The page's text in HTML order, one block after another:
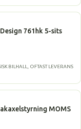
761hk 5-sits
BILHALL, OFTAST LEVERANS
MOMS